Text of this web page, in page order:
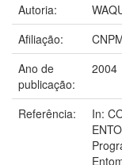
Autoria:
Afiliação:
Ano de
publicação:
2004
Referência:
In: